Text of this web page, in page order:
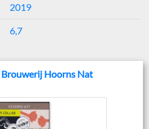
2019
6,7
Brouwerij Hoorns Nat